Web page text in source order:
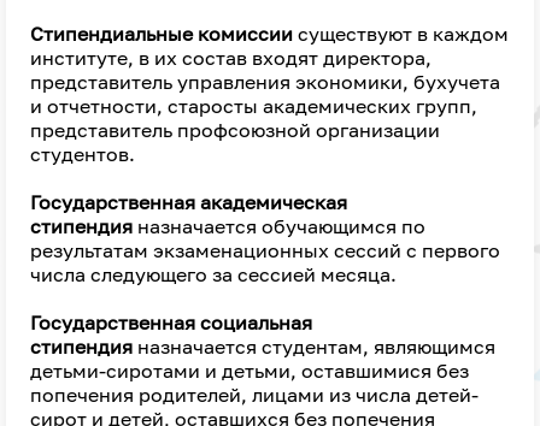
Стипендиальные комиссии существуют в каждом
институте, в их состав входят директора,
представитель управления экономики, бухучета
и отчетности, старосты академических групп,
представитель профсоюзной организации
студентов.
Государственная академическая
стипендия назначается обучающимся по
результатам экзаменационных сессий с первого
числа следующего за сессией месяца.
Государственная социальная
стипендия назначается студентам, являющимся
детьми-сиротами и детьми, оставшимися без
попечения родителей, лицами из числа детей-
сирот и детей, оставшихся без попечения